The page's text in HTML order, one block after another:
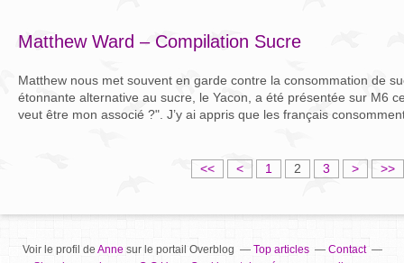
Matthew Ward – Compilation Sucre
Matthew nous met souvent en garde contre la consommation de
étonnante alternative au sucre, le Yacon, a été présentée sur M6
veut être mon associé ?". J’y ai appris que les français
<< < 1 2 3 > >>
Voir le profil de Annesur le portail Overblog Top articles
Contact